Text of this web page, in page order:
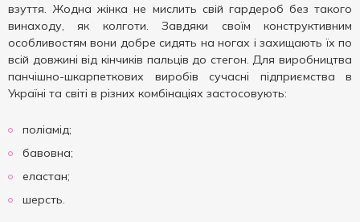
взуття. Жодна жінка не мислить свій гардероб без такого
винаходу, як колготи. Завдяки своїм конструктивним
особливостям вони добре сидять на ногах і захищають їх по
всій довжині від кінчиків пальців до стегон. Для виробництва
панчішно-шкарпеткових виробів сучасні підприємства в
Україні та світі в різних комбінаціях застосовують:
поліамід;
бавовна;
еластан;
шерсть.